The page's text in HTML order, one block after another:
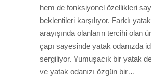
hem de fonksiyonel özellikleri
beklentileri karşılıyor. Farklı
arayışında olanların tercihi olan
çapı sayesinde yatak odanızda
sergiliyor. Yumuşacık bir yatak
ve yatak odanızı özgün bir…